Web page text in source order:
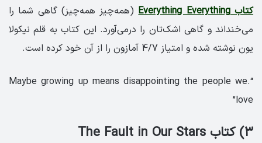
کتاب Everything Everything
(همه‌چیز همه‌چیز) گاهی شما را
می‌خنداند و گاهی اشک‌تان را درمی‌آورد. این کتاب به قلم نیکولا
یون نوشته شده و امتیاز 4/7 آمازون را از آن خود کرده است.
“.Maybe growing up means disappointing the people we
love”
۳) کتاب The Fault in Our Stars